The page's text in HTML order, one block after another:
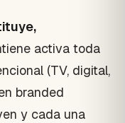
activa toda
(TV, digital,
branded
y cada una